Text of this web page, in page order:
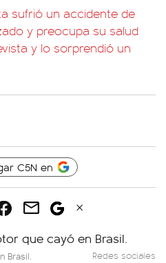
sufrió un accidente de
y preocupa su salud
y lo sorprendió un
C5N en
Brasil. Redes sociales